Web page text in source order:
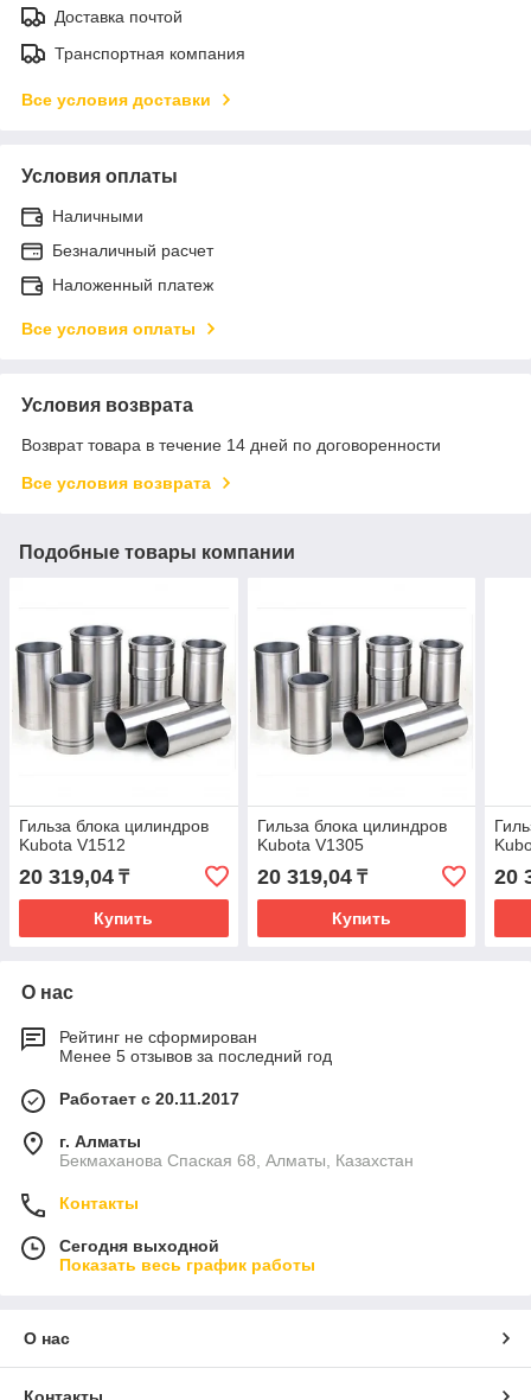
Доставка почтой
Транспортная компания
Все условия доставки
Условия оплаты
Наличными
Безналичный расчет
Наложенный платеж
Все условия оплаты
Условия возврата
Возврат товара в течение 14 дней по договоренности
Все условия возврата
Подобные товары компании
Гильза блока цилиндров
Kubota V1512
20 319,04 ₸
Купить
Гильза блока цилиндров
Kubota V1305
20 319,04₸
Купить
20
О нас
Рейтинг не сформирован
Менее 5 отзывов за последний год
Работает с 20.11.2017
г. Алматы
Бекмаханова Спаская 68, Алматы, Казахстан
Контакты
Сегодня выходной
Показать весь график работы
О нас